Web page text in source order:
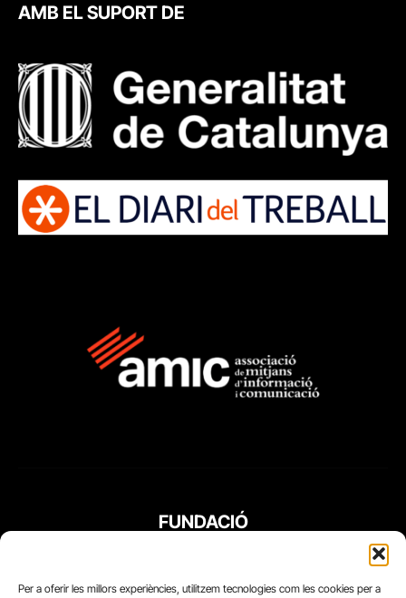
Per a oferir les millors experiències, utilitzem tecnologies com les cookies per a
AMB EL SUPORT DE
FUNDACIÓ